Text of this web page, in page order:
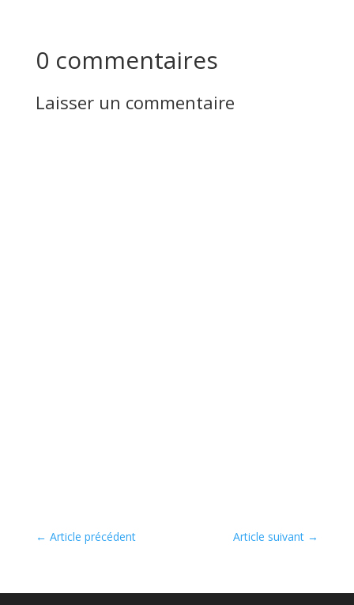
0 commentaires
Laisser un commentaire
← Article précédent Article suivant →